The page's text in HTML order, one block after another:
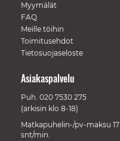
Myymälät
FAQ
Meille töihin
Toimitusehdot
Tietosuojaseloste
Asiakaspalvelu
Puh. 020 7530 275
(arkisin klo 8-18)
Matkapuhelin-/pv-maksu 17
snt/min.